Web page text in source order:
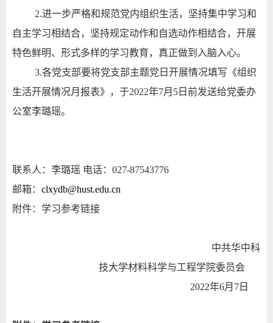
2.进一步严格和规范党内组织生活，坚持集中学习和
自主学习相结合，坚持规定动作和自选动作相结合，开展
特色鲜明、形式多样的学习教育，真正做到入脑入心。
3.各党支部要将党支部主题党日开展情况填写《组织
生活开展情况月报表》，于2022年7月 5 日前发送给党委办
公室李璐瑶。
联系人：李璐瑶 电话： 027-87543776
邮箱： clxydb@hust.edu.cn
附件：学习参考链接
中共华中科
技大学材料科学与工程学院委员会
2022年6月 7 日